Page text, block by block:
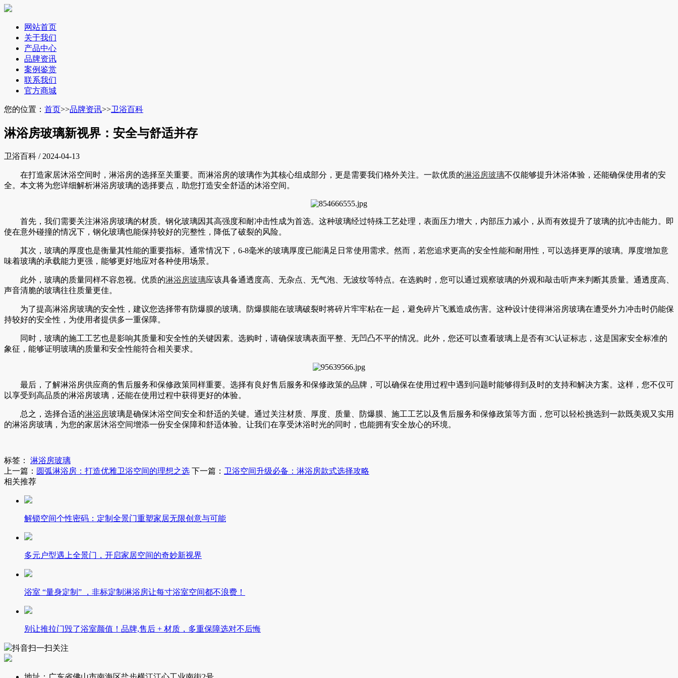
网站首页
关于我们
产品中心
品牌资讯
案例鉴赏
联系我们
官方商城
您的位置： 首页>>品牌资讯>>卫浴百科
淋浴房玻璃新视界：安全与舒适并存
卫浴百科 / 2024-04-13
在打造家居沐浴空间时，淋浴房的选择至关重要。而淋浴房的玻璃作为其核心组成部分，更是需要我们格外关注。一款优质的淋浴房玻璃不仅能够提升沐浴体验，还能确保使用者的安
全。本文将为您详细解析淋浴房玻璃的选择要点，助您打造安全舒适的沐浴空间。
首先，我们需要关注淋浴房玻璃的材质。钢化玻璃因其高强度和耐冲击性成为首选。这种玻璃经过特殊工艺处理，表面压力增大，内部压力减小，从而有效提升了玻璃的抗冲击能力。即
使在意外碰撞的情况下，钢化玻璃也能保持较好的完整性，降低了破裂的风险。
其次，玻璃的厚度也是衡量其性能的重要指标。通常情况下，6-8毫米的玻璃厚度已能满足日常使用需求。然而，若您追求更高的安全性能和耐用性，可以选择更厚的玻璃。厚度增加意
味着玻璃的承载能力更强，能够更好地应对各种使用场景。
此外，玻璃的质量同样不容忽视。优质的淋浴房玻璃应该具备通透度高、无杂点、无气泡、无波纹等特点。在选购时，您可以通过观察玻璃的外观和敲击听声来判断其质量。通透度高、
声音清脆的玻璃往往质量更佳。
为了提高淋浴房玻璃的安全性，建议您选择带有防爆膜的玻璃。防爆膜能在玻璃破裂时将碎片牢牢粘在一起，避免碎片飞溅造成伤害。这种设计使得淋浴房玻璃在遭受外力冲击时仍能保
持较好的安全性，为使用者提供多一重保障。
同时，玻璃的施工工艺也是影响其质量和安全性的关键因素。选购时，请确保玻璃表面平整、无凹凸不平的情况。此外，您还可以查看玻璃上是否有3C认证标志，这是国家安全标准的
象征，能够证明玻璃的质量和安全性能符合相关要求。
最后，了解淋浴房供应商的售后服务和保修政策同样重要。选择有良好售后服务和保修政策的品牌，可以确保在使用过程中遇到问题时能够得到及时的支持和解决方案。这样，您不仅可
以享受到高品质的淋浴房玻璃，还能在使用过程中获得更好的体验。
总之，选择合适的淋浴房玻璃是确保沐浴空间安全和舒适的关键。通过关注材质、厚度、质量、防爆膜、施工工艺以及售后服务和保修政策等方面，您可以轻松挑选到一款既美观又实用
的淋浴房玻璃，为您的家居沐浴空间增添一份安全保障和舒适体验。让我们在享受沐浴时光的同时，也能拥有安全放心的环境。
标签：
淋浴房玻璃
上一篇： 圆弧淋浴房：打造优雅卫浴空间的理想之选 下一篇： 卫浴空间升级必备：淋浴房款式选择攻略
相关推荐
解锁空间个性密码：定制全景门重塑家居无限创意与可能
多元户型遇上全景门，开启家居空间的奇妙新视界
浴室 “量身定制” ，非标定制淋浴房让每寸浴室空间都不浪费！
别让推拉门毁了浴室颜值！品牌,售后 + 材质，多重保障选对不后悔
抖音扫一扫关注